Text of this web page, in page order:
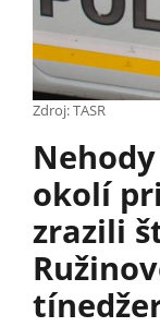
Zdroj: TASR
okolí
zrazili